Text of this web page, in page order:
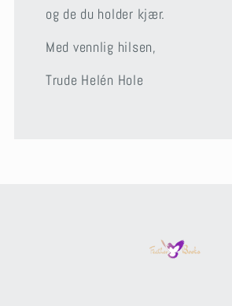
og de du holder kjær.
Med vennlig hilsen,
Trude Helén Hole